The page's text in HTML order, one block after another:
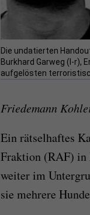
Die undatierten
Burkhard Garweg (l-r),
aufgelösten
Friedemann
Ein rätselhaftes
Fraktion (RAF) in
weiter im
sie mehrere